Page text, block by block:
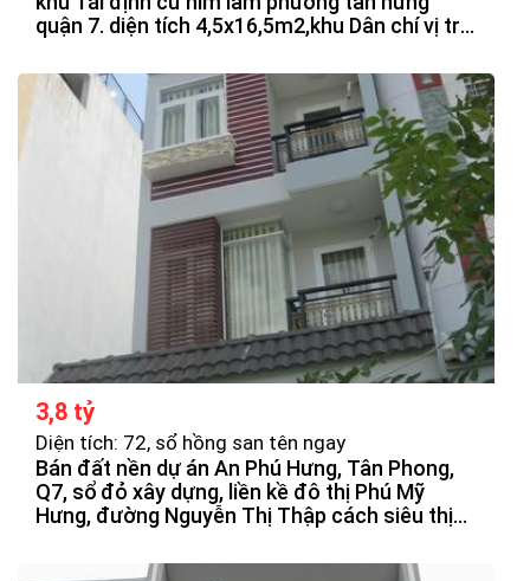
quận 7. diện tích 4,5x16,5m2,khu Dân chí vị trí
tụ điện,giá 60 t/m2. Liên hệ: 0909.477.288,
0965.241.419 Phước Sửu
3,8 tỷ
Diện tích: 72, sổ hồng san tên ngay
Bán đất nền dự án An Phú Hưng, Tân Phong,
Q7, sổ đỏ xây dựng, liền kề đô thị Phú Mỹ
Hưng, đường Nguyễn Thị Thập cách siêu thị
19m, đường 16m, vị trí đẹp, khu an ninh dân trí